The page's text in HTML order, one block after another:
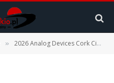
» 2026 Analog Devices Cork City Marathon – 31.05.2026